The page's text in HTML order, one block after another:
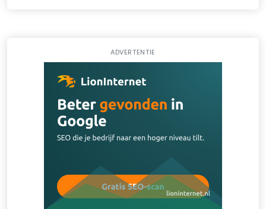
ADVERTENTIE